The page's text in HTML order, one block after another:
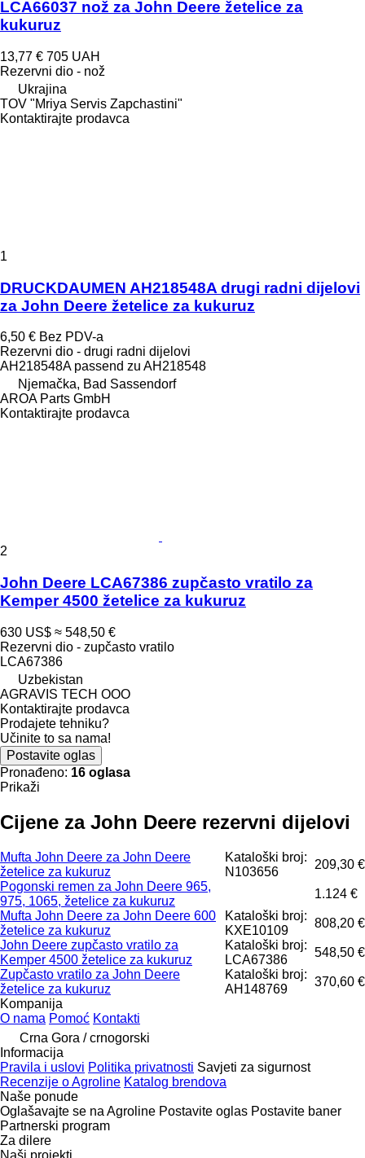
LCA66037 nož za John Deere žetelice za
kukuruz
13,77 € 705 UAH
Rezervni dio - nož
Ukrajina
TOV "Mriya Servis Zapchastini"
Kontaktirajte prodavca
1
DRUCKDAUMEN AH218548A drugi radni dijelovi
za John Deere žetelice za kukuruz
6,50 € Bez PDV-a
Rezervni dio - drugi radni dijelovi
AH218548A passend zu AH218548
Njemačka, Bad Sassendorf
AROA Parts GmbH
Kontaktirajte prodavca
2
John Deere LCA67386 zupčasto vratilo za
Kemper 4500 žetelice za kukuruz
630 US$ ≈ 548,50 €
Rezervni dio - zupčasto vratilo
LCA67386
Uzbekistan
AGRAVIS TECH OOO
Kontaktirajte prodavca
Prodajete tehniku?
Učinite to sa nama!
Postavite oglas
Pronađeno: 16 oglasa
Prikaži
Cijene za John Deere rezervni dijelovi
Mufta John Deere za John Deere
žetelice za kukuruz
Kataloški broj:
N103656
209,30 €
Pogonski remen za John Deere 965,
975, 1065, žetelice za kukuruz
1.124 €
Mufta John Deere za John Deere 600
žetelice za kukuruz
Kataloški broj:
KXE10109
808,20 €
John Deere zupčasto vratilo za
Kemper 4500 žetelice za kukuruz
Kataloški broj:
LCA67386
548,50 €
Zupčasto vratilo za John Deere
žetelice za kukuruz
Kataloški broj:
AH148769
370,60 €
Kompanija
O nama Pomoć Kontakti
Crna Gora / crnogorski
Informacija
Pravila i uslovi Politika privatnosti Savjeti za sigurnost
Recenzije o Agroline Katalog brendova
Naše ponude
Oglašavajte se na Agroline Postavite oglas Postavite baner
Partnerski program
Za dilere
Naši projekti